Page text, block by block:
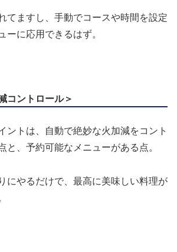
てますし、手動でコースや時間を設定
ーに応用できるはず。
コントロール＞
ントは、自動で絶妙な火加減をコント
と、予約可能なメニューがある点。
にやるだけで、最高に美味しい料理が